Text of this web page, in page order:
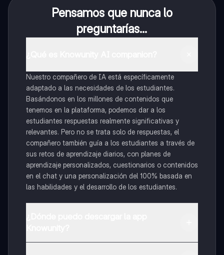
Pensamos que nunca lo
preguntarías...
Nuestro compañero de IA está específicamente
adaptado a las necesidades de los estudiantes.
Basándonos en los millones de contenidos que
tenemos en la plataforma, podemos dar a los
estudiantes respuestas realmente significativas y
relevantes. Pero no se trata solo de respuestas, el
compañero también guía a los estudiantes a través de
sus retos de aprendizaje diarios, con planes de
aprendizaje personalizados, cuestionarios o contenidos
en el chat y una personalización del 100% basada en
las habilidades y el desarrollo de los estudiantes.